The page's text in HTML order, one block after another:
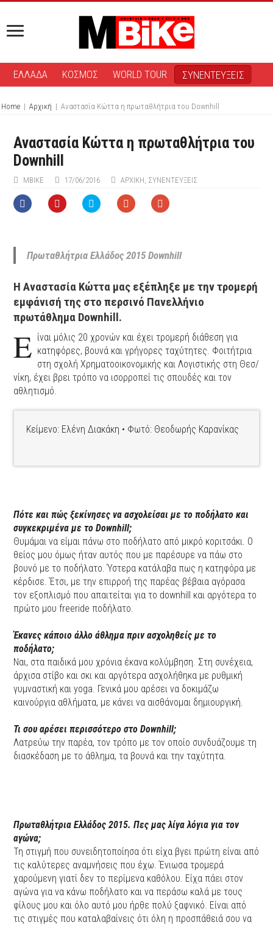
ΕΛΛΑΔΑ ΚΟΣΜΟΣ WORLD TOUR ΣΥΝΕΝΤΕΥΞΕΙΣ
Home | Αρχική | Αναστασία Κώττα η πρωταθλήτρια του Downhill
Αναστασία Κώττα η πρωταθλήτρια του
Downhill
MBIKE 17/06/2016 ΑΡΧΙΚΉ ΣΥΝΕΝΤΕΥΞΕΙΣ
Πρωταθλήτρια Ελλάδος 2015 Downhill
Η Αναστασία Κώττα μας εξέπληξε με την τρομερή
εμφάνισή της στο περσινό Πανελλήνιο
πρωτάθλημα Downhill.
Ε ίναι μόλις 20 χρονών και έχει τρομερή διάθεση για
κατηφόρες, βουνά και γρήγορες ταχύτητες. Φοιτήτρια
στη σχολή Χρηματοοικονομικής και Λογιστικής στη Θεσ/
νίκη, έχει βρει τρόπο να ισορροπεί τις σπουδές και τον
αθλητισμό.
Κείμενο: Ελένη Διακάκη • Φωτό: Θεοδωρής Καρανίκας
Πότε και πώς ξεκίνησες να ασχολείσαι με το ποδήλατο και
συγκεκριμένα με το Downhill;
Θυμάμαι να είμαι πάνω στο ποδήλατο από μικρό κοριτσάκι. Ο
θείος μου όμως ήταν αυτός που με παρέσυρε να πάω στο
βουνό με το ποδήλατο. Ύστερα κατάλαβα πως η κατηφόρα με
κέρδισε. Έτσι, με την επιρροή της παρέας βέβαια αγόρασα
τον εξοπλισμό που απαιτείται για το downhill και αργότερα το
πρώτο μου freeride ποδήλατο.
Έκανες κάποιο άλλο άθλημα πριν ασχοληθείς με το
ποδήλατο;
Ναι, στα παιδικά μου χρόνια έκανα κολύμβηση. Στη συνέχεια,
άρχισα στίβο και σκι και αργότερα ασχολήθηκα με ρυθμική
γυμναστική και yoga. Γενικά μου αρέσει να δοκιμάζω
καινούργια αθλήματα, με κάνει να αισθάνομαι δημιουργική.
Τι σου αρέσει περισσότερο στο Downhill;
Λατρεύω την παρέα, τον τρόπο με τον οποίο συνδυάζουμε τη
διασκέδαση με το άθλημα, τα βουνά και την ταχύτητα.
Πρωταθλήτρια Ελλάδος 2015. Πες μας λίγα λόγια για τον
αγώνα;
Τη στιγμή που συνειδητοποίησα ότι είχα βγει πρώτη είναι από
τις καλύτερες αναμνήσεις που έχω. Ένιωσα τρομερά
χαρούμενη γιατί δεν το περίμενα καθόλου. Είχα πάει στον
αγώνα για να κάνω ποδήλατο και να περάσω καλά με τους
φίλους μου και όλο αυτό μου ήρθε πολύ ξαφνικό. Είναι από
τις στιγμές που καταλαβαίνεις ότι όλη η προσπάθειά σου να